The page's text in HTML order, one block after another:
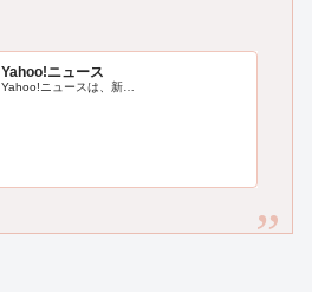
Yahoo!ニュース
Yahoo!ニュースは、新…